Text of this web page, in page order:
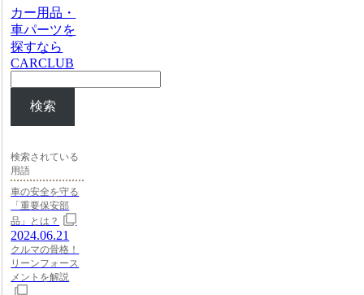
カー用品・
車パーツを
探すなら
CARCLUB
検索
検索されている
用語
車の安全を守る
「重要保安部
品」とは？
2024.06.21
クルマの骨格！
リーンフォース
メントを解説